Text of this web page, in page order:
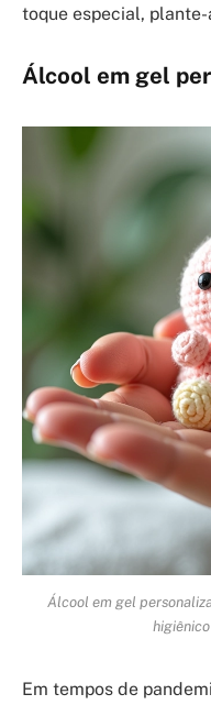
toque especial,
Álcool em gel
Álcool em gel
Em tempos de